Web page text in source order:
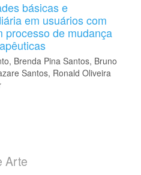
básicas e
em usuários com
processo de mudança
Brenda Pina Santos, Bruno
Santos, Ronald Oliveira
Arte